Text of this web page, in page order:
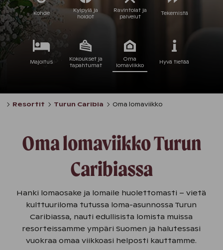
Kohde
Kylpylä ja
hoidot
Ravintolat ja
palvelut
Tekemistä
Majoitus
Kokoukset ja
tapahtumat
Oma
lomaviikko
Hyvä tietää
Resortit Turun Caribia Oma lomaviikko
Oma lomaviikko Turun
Caribiassa
Hanki lomaosake ja lomaile huolettomasti – vietä
kulttuuriloma tutussa loma-asunnossa Turun
Caribiassa, nauti edullisista lomista muissa
resorteissamme ympäri Suomen ja halutessasi
vuokraa omaa viikkoasi helposti kauttamme.